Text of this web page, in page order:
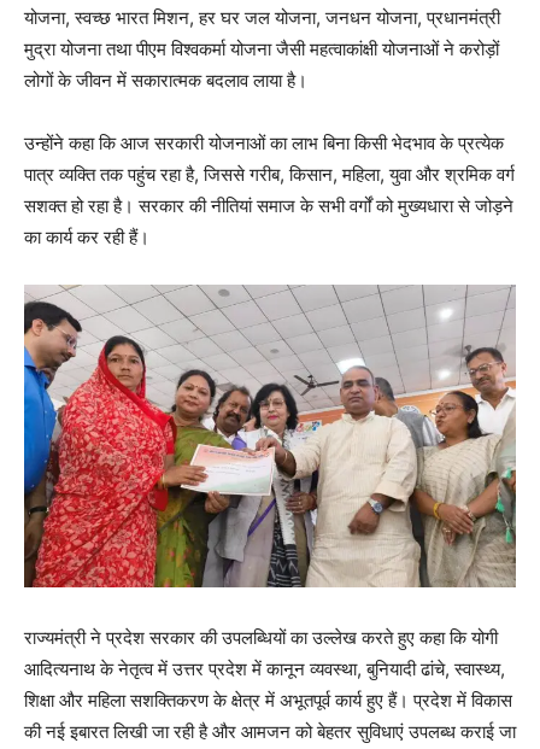
योजना, स्वच्छ भारत मिशन, हर घर जल योजना, जनधन योजना, प्रधानमंत्री
मुद्रा योजना तथा पीएम विश्वकर्मा योजना जैसी महत्वाकांक्षी योजनाओं ने करोड़ों
लोगों के जीवन में सकारात्मक बदलाव लाया है।
उन्होंने कहा कि आज सरकारी योजनाओं का लाभ बिना किसी भेदभाव के प्रत्येक
पात्र व्यक्ति तक पहुंच रहा है, जिससे गरीब, किसान, महिला, युवा और श्रमिक वर्ग
सशक्त हो रहा है। सरकार की नीतियां समाज के सभी वर्गों को मुख्यधारा से जोड़ने
का कार्य कर रही हैं।
राज्यमंत्री ने प्रदेश सरकार की उपलब्धियों का उल्लेख करते हुए कहा कि योगी
आदित्यनाथ के नेतृत्व में उत्तर प्रदेश में कानून व्यवस्था, बुनियादी ढांचे, स्वास्थ्य,
शिक्षा और महिला सशक्तिकरण के क्षेत्र में अभूतपूर्व कार्य हुए हैं। प्रदेश में विकास
की नई इबारत लिखी जा रही है और आमजन को बेहतर सुविधाएं उपलब्ध कराई जा